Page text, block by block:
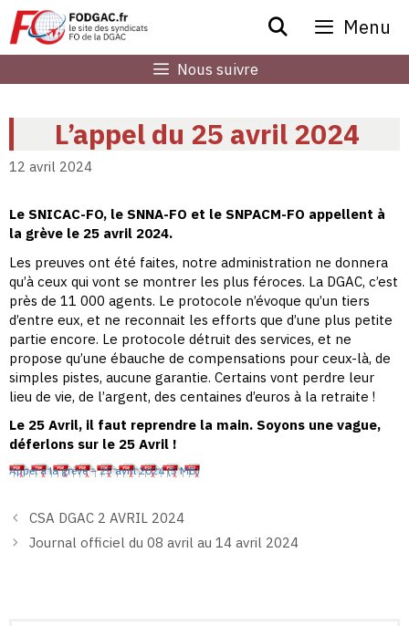
Aller
au
contenu
Menu
Nous suivre
L’appel du 25 avril 2024
12 avril 2024
Le SNICAC-FO, le SNNA-FO et le SNPACM-FO appellent à
la grève le 25 avril 2024.
Les preuves ont été faites, notre administration ne donnera
qu’à ceux qui vont se montrer les plus féroces. La DGAC, c’est
près de 11 000 agents. Le protocole n’évoque qu’un tiers
d’entre eux, et ne reconnait les efforts que d’une plus petite
partie encore. Le protocole détruit des services, et ne
propose qu’une ébauche de compensations pour ceux-là, de
simples pistes, aucune garantie. Certains vont perdre leur
lieu de vie, de l’argent, des centaines d’euros à la retraite !
Le 25 Avril, il faut reprendre la main. Soyons une vague,
déferlons sur le 25 Avril !
Appel à la grève – 25 avril 2024
CSA DGAC 2 AVRIL 2024
Journal officiel du 08 avril au 14 avril 2024